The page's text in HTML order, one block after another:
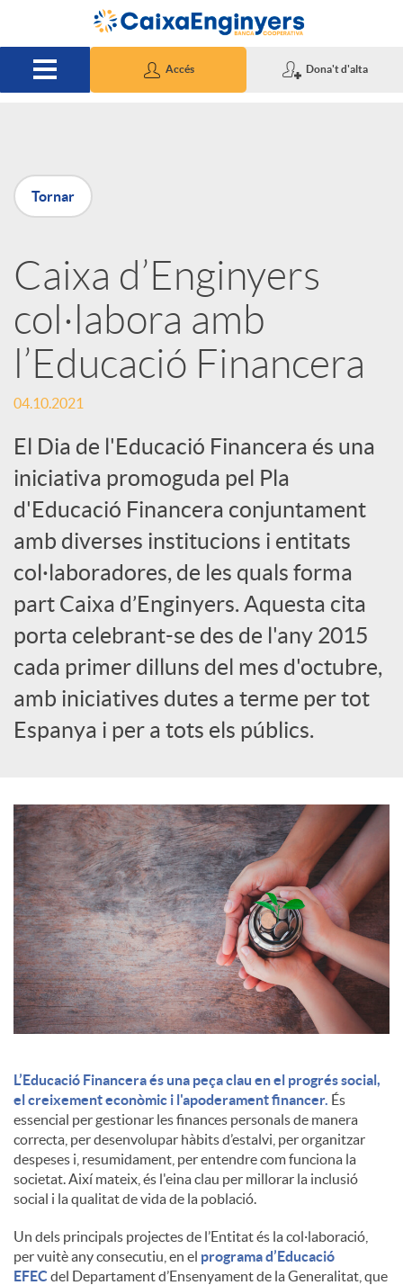
Salta al contingut principal
Accés Dona't d'alta
P
u
b
l
i
c
a
d
o
r
d
e
c
o
n
t
i
n
g
u
Tornar
Caixa d’Enginyers
col·labora amb
l’Educació Financera
04.10.2021
El Dia de l'Educació Financera és una
iniciativa promoguda pel Pla
d'Educació Financera conjuntament
amb diverses institucions i entitats
col·laboradores, de les quals forma
part Caixa d’Enginyers. Aquesta cita
porta celebrant-se des de l'any 2015
cada primer dilluns del mes d'octubre,
amb iniciatives dutes a terme per tot
Espanya i per a tots els públics.
L’Educació Financera és una peça clau en el progrés social,
el creixement econòmic i l'apoderament financer. És
essencial per gestionar les finances personals de manera
correcta, per desenvolupar hàbits d’estalvi, per organitzar
despeses i, resumidament, per entendre com funciona la
societat. Així mateix, és l'eina clau per millorar la inclusió
social i la qualitat de vida de la població.
Un dels principals projectes de l’Entitat és la col·laboració,
per vuitè any consecutiu, en el programa d’Educació
EFECdel Departament d’Ensenyament de la Generalitat, que